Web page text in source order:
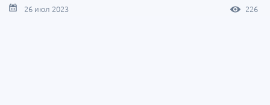
26 июл 2023 226